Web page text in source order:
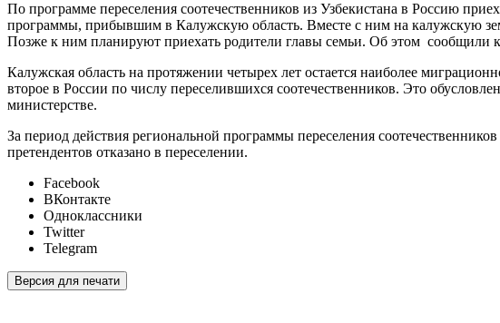
По программе переселения соотечественников из Узбекистана в Россию
программы, прибывшим в Калужскую область. Вместе с ним на калужскую
Позже к ним планируют приехать родители главы семьи. Об этом сообщили
Калужская область на протяжении четырех лет остается наиболее
второе в России по числу переселившихся соотечественников. Это
министерстве.
За период действия региональной программы переселения
претендентов отказано в переселении.
Facebook
ВКонтакте
Одноклассники
Twitter
Telegram
Версия для печати